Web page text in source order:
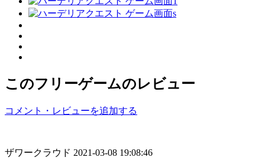
このフリーゲームのレビュー
コメント・レビューを追加する
ザワークラウド 2021-03-08 19:08:46